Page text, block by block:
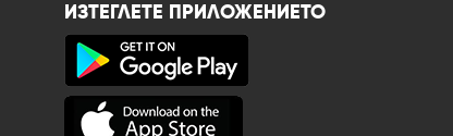
ИЗТЕГЛЕТЕ ПРИЛОЖЕНИЕТО